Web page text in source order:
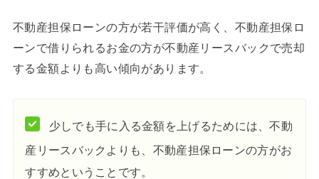
不動産担保ローンの方が若干評価が高く、不動産担保ロ
ーンで借りられるお金の方が不動産リースバックで売却
する金額よりも高い傾向があります。
少しでも手に入る金額を上げるためには、不動
産リースバックよりも、不動産担保ローンの方がお
すすめということです。